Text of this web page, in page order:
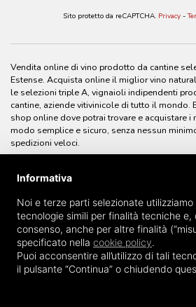
Sito protetto da reCAPTCHA. Privacy-
Vendita online di vino prodotto da cantine
Estense. Acquista online il miglior vino
le selezioni triple A, vignaioli indipendenti
cantine, aziende vitivinicole di tutto il mondo.
shop online dove potrai trovare e acquistare i
modo semplice e sicuro, senza nessun
spedizioni veloci.
Informativa
Noi e terze parti selezionate utilizziamo
tecnologie simili per finalità tecniche e,
consenso, anche per altre finalità
specificato nella cookie policy.
Puoi acconsentire all’utilizzo di tali
il pulsante “Continua” o chiudendo